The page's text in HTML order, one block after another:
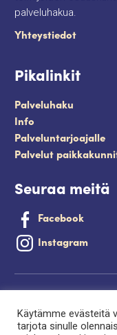
palveluhakua.
Yhteystiedot
Pikalinkit
Palveluhaku
Info
Palveluntarjoajalle
Palvelut
Seuraa meitä
Facebook
Instagram
Käytämme evästeitä
tarjota sinulle